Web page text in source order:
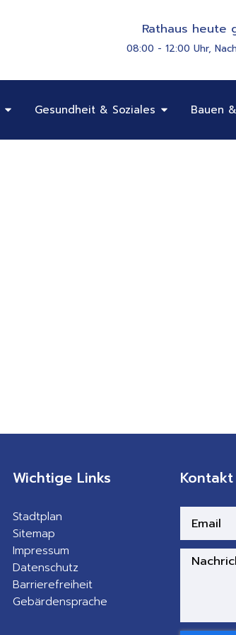
Rathaus heute
08:00 - 12:00 Uhr,
Öffne Bildung, Kultur & Freizeit
Gesundheit & Soziales Öffne Bauen
Wichtige Links
Stadtplan
Sitemap
Impressum
Datenschutz
Barrierefreiheit
Gebärdensprache
Kontakt